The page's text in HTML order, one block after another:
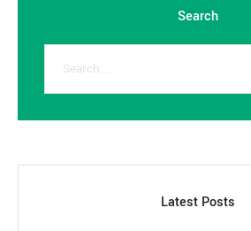
Search
Latest Posts